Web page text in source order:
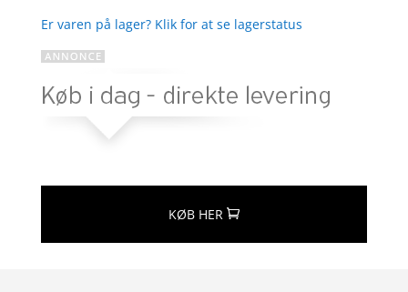
Er varen på lager? Klik for at se lagerstatus
KØB HER